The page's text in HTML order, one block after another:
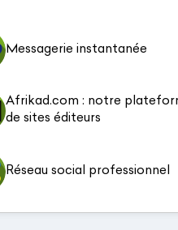
Messagerie instantanée
Afrikad.com : notre
de sites éditeurs
Réseau social professionnel